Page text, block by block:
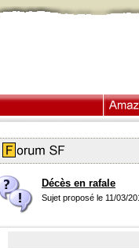
Décès en rafale
Sujet proposé le 11/03/